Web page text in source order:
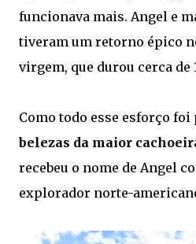
funcionava mais. Angel e
tiveram um retorno épico
virgem, que durou cerca de
Como todo esse esforço
belezas da maior
recebeu o nome de Angel
explorador norte-